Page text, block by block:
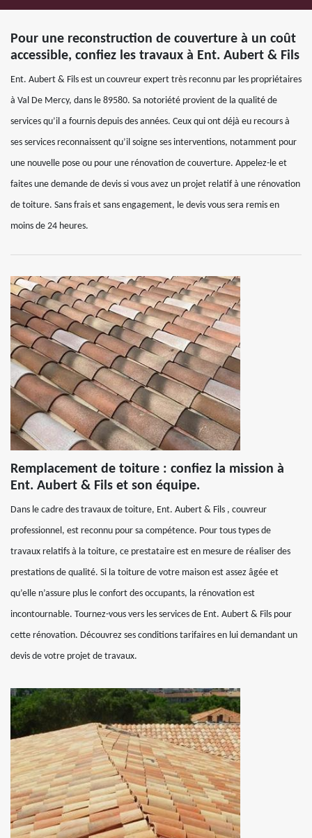
Pour une reconstruction de couverture à un coût
accessible, confiez les travaux à Ent. Aubert & Fils
Ent. Aubert & Fils est un couvreur expert très reconnu par les propriétaires
à Val De Mercy, dans le 89580. Sa notoriété provient de la qualité de
services qu’il a fournis depuis des années. Ceux qui ont déjà eu recours à
ses services reconnaissent qu’il soigne ses interventions, notamment pour
une nouvelle pose ou pour une rénovation de couverture. Appelez-le et
faites une demande de devis si vous avez un projet relatif à une rénovation
de toiture. Sans frais et sans engagement, le devis vous sera remis en
moins de 24 heures.
Remplacement de toiture : confiez la mission à
Ent. Aubert & Fils et son équipe.
Dans le cadre des travaux de toiture, Ent. Aubert & Fils , couvreur
professionnel, est reconnu pour sa compétence. Pour tous types de
travaux relatifs à la toiture, ce prestataire est en mesure de réaliser des
prestations de qualité. Si la toiture de votre maison est assez âgée et
qu’elle n’assure plus le confort des occupants, la rénovation est
incontournable. Tournez-vous vers les services de Ent. Aubert & Fils pour
cette rénovation. Découvrez ses conditions tarifaires en lui demandant un
devis de votre projet de travaux.